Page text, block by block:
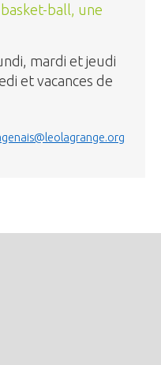
ball, une
mardi et jeudi
et vacances de